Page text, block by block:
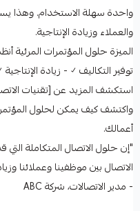
واحدة سهلة الاستخدام. وهذا
والعملاء وزيادة الإنتاجية.
الميزة حلول المؤتمرات المرئية
توفير التكاليف ✓ - زيادة
استكشف المزيد عن [تقنيات
واكتشف كيف يمكن لحلول
أعمالك.
الاتصال بين موظفينا وعملائنا
- مدير الاتصالات، شركة ABC